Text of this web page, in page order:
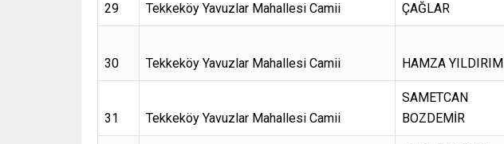
29 Tekkeköy Yavuzlar Mahallesi Camii
ÇAĞLAR
30 Tekkeköy Yavuzlar Mahallesi Camii HAMZA YILDIRIM
31 Tekkeköy Yavuzlar Mahallesi Camii
SAMETCAN
BOZDEMİR